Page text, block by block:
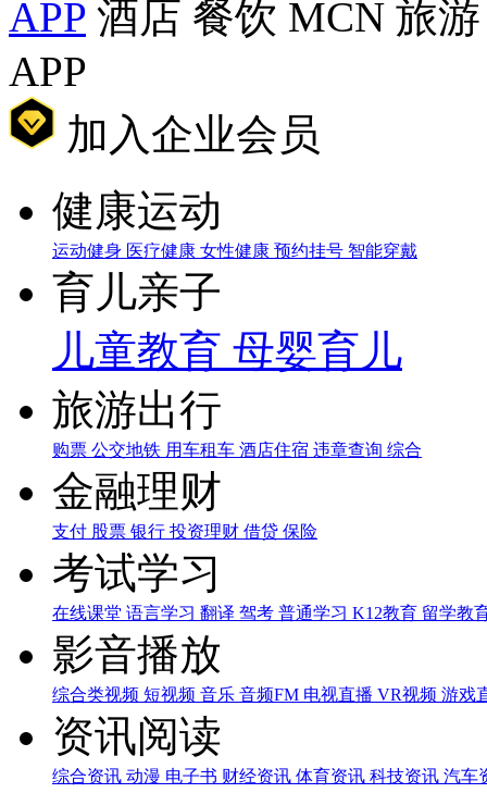
APP 酒店 餐饮 MCN 旅游
APP
加入企业会员
健康运动
运动健身 医疗健康 女性健康 预约挂号 智能穿戴
育儿亲子
儿童教育 母婴育儿
旅游出行
购票 公交地铁 用车租车 酒店住宿 违章查询 综合
金融理财
支付 股票 银行 投资理财 借贷 保险
考试学习
在线课堂 语言学习 翻译 驾考 普通学习 K12教育 留学教
影音播放
综合类视频 短视频 音乐 音频FM 电视直播 VR视频 游戏
资讯阅读
综合资讯 动漫 电子书 财经资讯 体育资讯 科技资讯 汽车